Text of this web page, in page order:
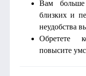
Вам больше
близких и
неудобства
Обретете
повысите